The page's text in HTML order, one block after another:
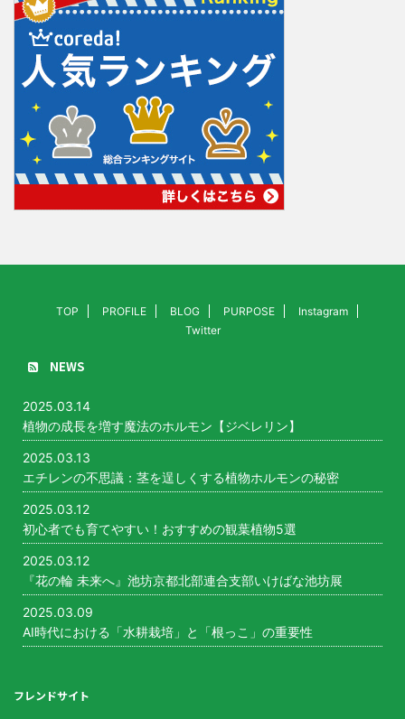
TOP PROFILE BLOG PURPOSE
Instagram
Twitter
NEWS
2025.03.14
植物の成長を増す魔法のホルモン【ジベレリン】
2025.03.13
エチレンの不思議：茎を逞しくする植物ホルモンの秘密
2025.03.12
初心者でも育てやすい！おすすめの観葉植物5選
2025.03.12
『花の輪 未来へ』池坊京都北部連合支部いけばな池坊展
2025.03.09
AI時代における「水耕栽培」と「根っこ」の重要性
フレンドサイト